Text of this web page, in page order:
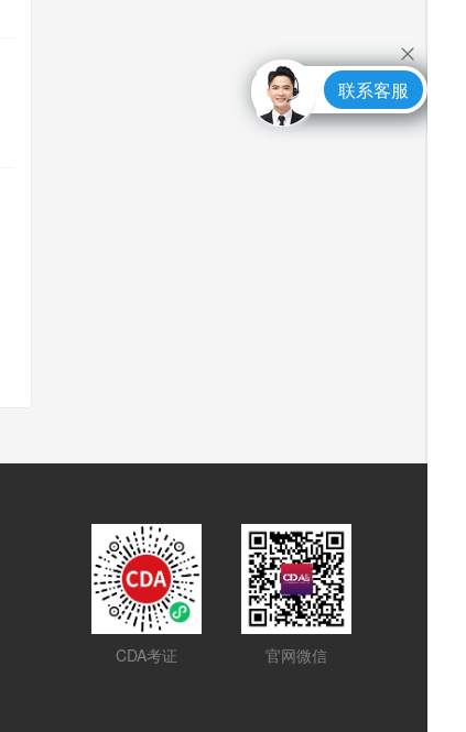
CDA考证 官网微信
联系客服